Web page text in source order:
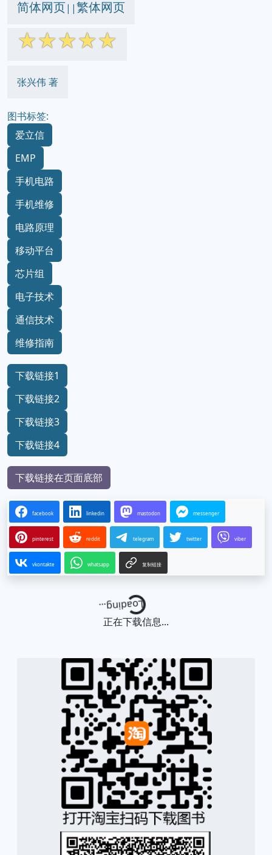
简体网页||繁体网页
☆☆☆☆☆
张兴伟 著
图书标签:
爱立信
EMP
手机电路
手机维修
电路原理
移动平台
芯片组
电子技术
通信技术
维修指南
下载链接1
下载链接2
下载链接3
下载链接4
下载链接在页面底部
facebook linkedin mastodon messenger
pinterest reddit telegram twitter viber
vkontakte whatsapp 复制链接
Loading...
正在下载信息...